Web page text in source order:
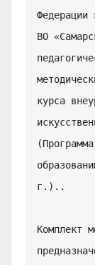
Федерации
ВО
курса
г.)..
Комплект